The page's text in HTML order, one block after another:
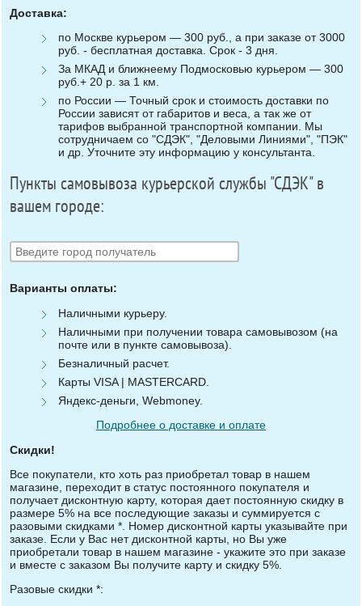
Доставка:
по Москве курьером — 300 руб., а при заказе от 3000
руб. - бесплатная доставка. Срок - 3 дня.
За МКАД и ближнеему Подмосковью курьером — 300
руб.+ 20 р. за 1 км.
по России — Точный срок и стоимость доставки по
России зависят от габаритов и веса, а так же от
тарифов выбранной транспортной компании. Мы
сотрудничаем со "СДЭК", "Деловыми Линиями", "ПЭК"
и др. Уточните эту информацию у консультанта.
Пункты самовывоза курьерской службы "СДЭК" в
вашем городе:
Варианты оплаты:
Наличными курьеру.
Наличными при получении товара самовывозом (на
почте или в пункте самовывоза).
Безналичный расчет.
Карты VISA | MASTERCARD.
Яндекс-деньги, Webmoney.
Подробнее о доставке и оплате
Скидки!
Все покупатели, кто хоть раз приобретал товар в нашем
магазине, переходит в статус постоянного покупателя и
получает дисконтную карту, которая дает постоянную скидку в
размере 5% на все последующие заказы и суммируется с
разовыми скидками *. Номер дисконтной карты указывайте при
заказе. Если у Вас нет дисконтной карты, но Вы уже
приобретали товар в нашем магазине - укажите это при заказе
и вместе с заказом Вы получите карту и скидку 5%.
Разовые скидки *: